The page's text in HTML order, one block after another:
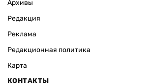
Архивы
Редакция
Реклама
Редакционная политика
Карта
КОНТАКТЫ